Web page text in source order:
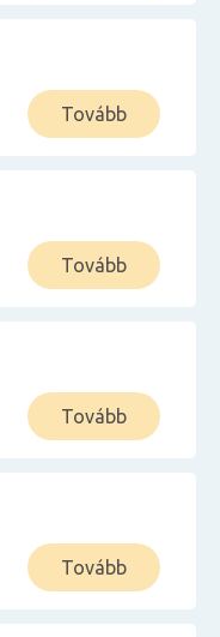
Tovább
Tovább
Tovább
Tovább